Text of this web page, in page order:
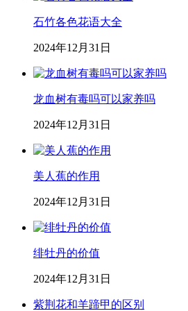
石竹各色花语大全
2024年12月31日
龙血树有毒吗可以家养吗
2024年12月31日
美人蕉的作用
2024年12月31日
绯牡丹的价值
2024年12月31日
紫荆花和羊蹄甲的区别